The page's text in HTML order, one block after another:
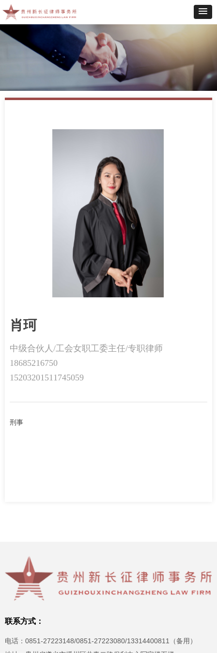
肖珂
刑事
中级合伙人/工会女职工委主任/专职律师
18685216750
15203201511745059
联系方式：
电话：0851-27223148/0851-27223080/13314400811（备用）